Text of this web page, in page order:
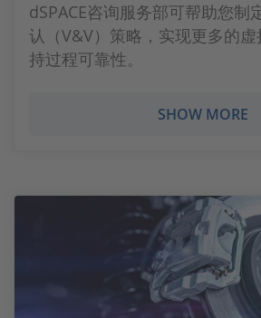
dSPACE咨询服务部可帮助您制
认（V&V）策略，实现更多的
持过程可靠性。
SHOW MORE